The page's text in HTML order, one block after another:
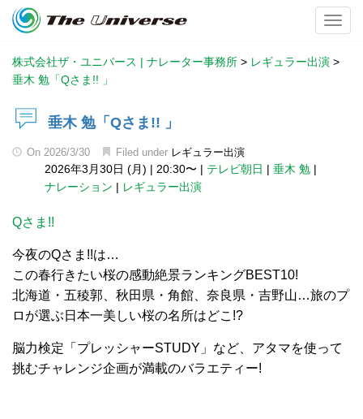
株式会社ザ・ユニバース | ナレーター事務所 > レギュラー出演 >
垂木 勉「Qさま!! 」
垂木 勉「Qさま!! 」
On 2026/3/30 Filed under レギュラー出演
2026年3月30日 (月) | 20:30〜 | テレビ朝日 | 垂木 勉 |
ナレーション | レギュラー出演
Qさま!!
今夜のQさま!!は…
この春行きたい桜の感動絶景ランキングBEST10!
北海道・五稜郭、秋田県・角館、奈良県・吉野山…旅のプ
ロが選ぶ日本一美しい桜の名所はどこ!?
脳力検定「プレッシャーSTUDY」など、アタマを使って
挑むチャレンジ企画が満載のバラエティー!